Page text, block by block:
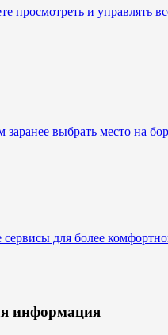
просмотреть и управлять
заранее выбрать место на
для более
информация